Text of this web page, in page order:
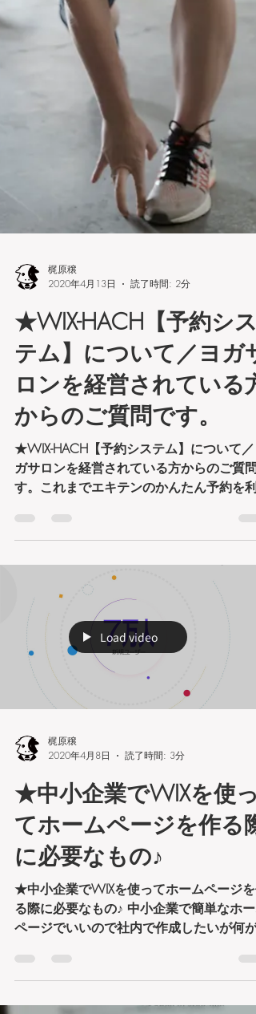
梶原穣
2020年4月13日
読了時間: 2分
★WIX-HACH【予約シス
テム】について／ヨガサ
ロンを経営されている方
からのご質問です。
★WIX-HACH【予約システム】について／
ガサロンを経営されている方からのご質問
す。これまでエキテンのかんたん予約を利
されておられましたが「エキテン予約に移
行」され、使い勝手が悪く利用者さ 利用者
さまにも不便になったと指摘されておられ
す。他の予約サービスを利用しようと考
梶原穣
2020年4月8日
読了時間: 3分
★中小企業でWIXを使っ
てホームページを作る際
に必要なもの♪
★中小企業でWIXを使ってホームページを
る際に必要なもの♪ 中小企業で簡単なホー